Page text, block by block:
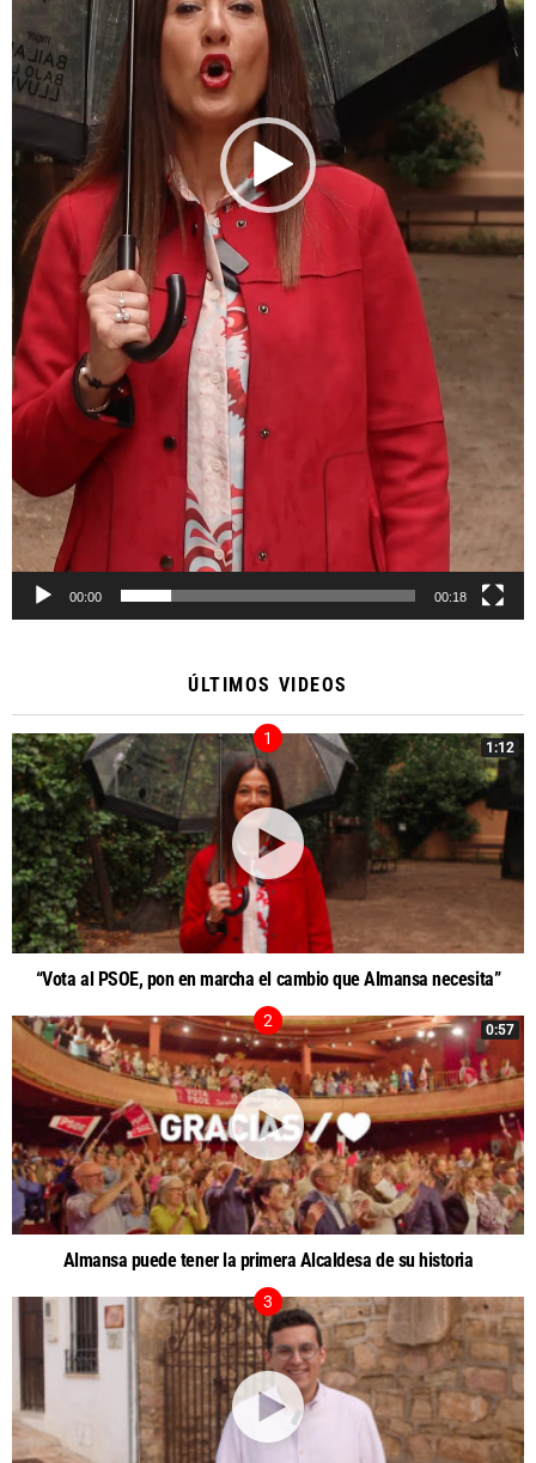
00:00 00:18
ÚLTIMOS VIDEOS
1:12
“Vota al PSOE, pon en marcha el cambio que Almansa necesita”
0:57
Almansa puede tener la primera Alcaldesa de su historia